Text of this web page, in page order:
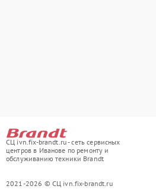
СЦ ivn.fix-brandt.ru - сеть сервисных
центров в Иванове по ремонту и
обслуживанию техники Brandt
2021-2026 © СЦ ivn.fix-brandt.ru